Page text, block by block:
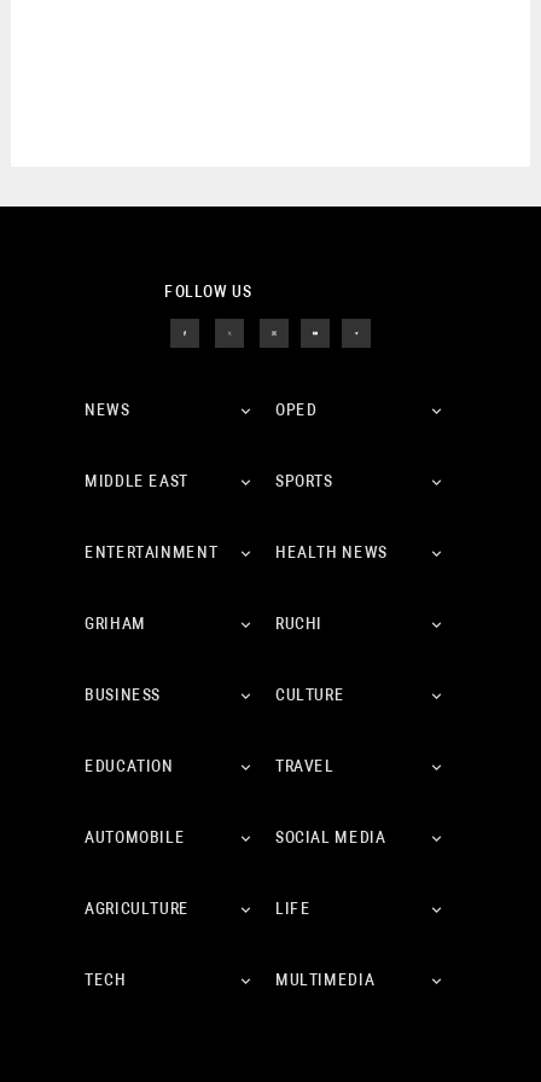
FOLLOW US
NEWS OPED
MIDDLE EAST SPORTS
ENTERTAINMENT HEALTH NEWS
GRIHAM RUCHI
BUSINESS CULTURE
EDUCATION TRAVEL
AUTOMOBILE SOCIAL MEDIA
AGRICULTURE LIFE
TECH MULTIMEDIA